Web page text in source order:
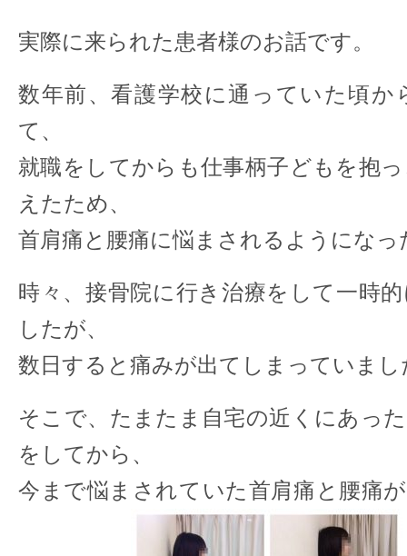
実際に来られた患者様のお話です。
数年前、看護学校に通っていた頃か
て、
就職をしてからも仕事柄子どもを抱
えたため、
首肩痛と腰痛に悩まされるようになっ
時々、接骨院に行き治療をして一時
したが、
数日すると痛みが出てしまっていまし
そこで、たまたま自宅の近くにあっ
をしてから、
今まで悩まされていた首肩痛と腰痛